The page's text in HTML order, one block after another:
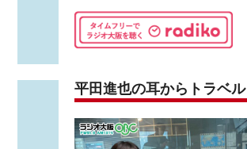
平田進也の耳からトラベル